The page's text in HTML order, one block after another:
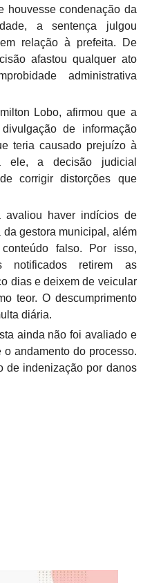
houvesse condenação da
a sentença julgou
relação à prefeita. De
afastou qualquer ato
administrativa
Lobo, afirmou que a
de informação
teria causado prejuízo à
ele, a decisão judicial
corrigir distorções que
haver indícios de
gestora municipal, além
falso. Por isso,
notificados retirem as
dias e deixem de veicular
teor. O descumprimento
diária.
ainda não foi avaliado e
andamento do processo.
de indenização por danos